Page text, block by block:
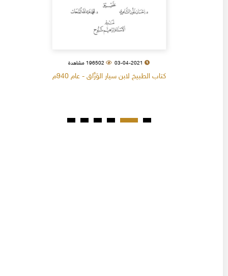
03-04-2021 196502 مشاهدة
كتاب الطبيخ لابن سيار الوَرَّاق - عام 940م